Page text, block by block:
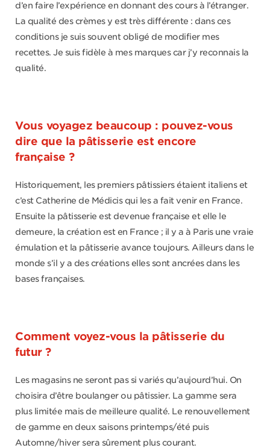
d’en faire l’expérience en donnant des cours à l’étranger.
La qualité des crèmes y est très différente : dans ces
conditions je suis souvent obligé de modifier mes
recettes. Je suis fidèle à mes marques car j’y reconnais la
qualité.
Vous voyagez beaucoup : pouvez-vous
dire que la pâtisserie est encore
française ?
Historiquement, les premiers pâtissiers étaient italiens et
c’est Catherine de Médicis qui les a fait venir en France.
Ensuite la pâtisserie est devenue française et elle le
demeure, la création est en France ; il y a à Paris une vraie
émulation et la pâtisserie avance toujours. Ailleurs dans le
monde s’il y a des créations elles sont ancrées dans les
bases françaises.
Comment voyez-vous la pâtisserie du
futur ?
Les magasins ne seront pas si variés qu’aujourd’hui. On
choisira d’être boulanger ou pâtissier. La gamme sera
plus limitée mais de meilleure qualité. Le renouvellement
de gamme en deux saisons printemps/été puis
Automne/hiver sera sûrement plus courant.